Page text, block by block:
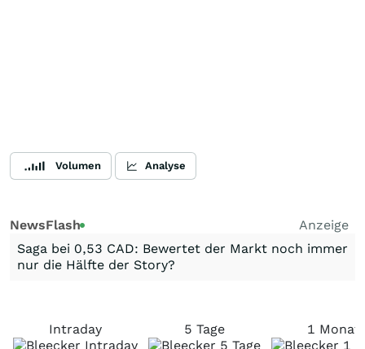
Volumen Analyse
NewsFlash
Anzeige
Saga bei 0,53 CAD: Bewertet der Markt noch immer
nur die Hälfte der Story?
Intraday 5 Tage 1 Monat